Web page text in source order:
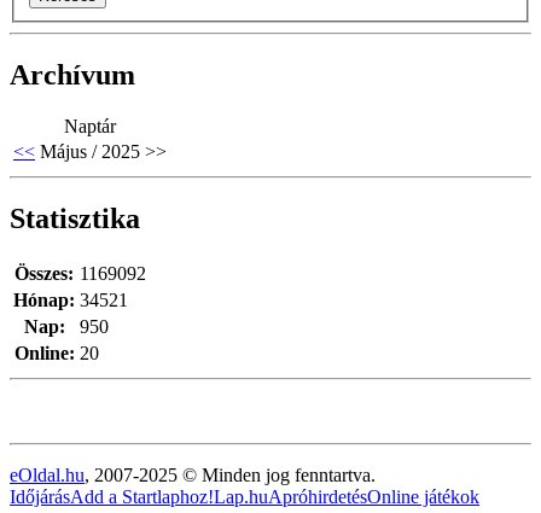
Archívum
Naptár
<< Május / 2025 >>
Statisztika
Online: 20
Összes: 1169092
Hónap: 34521
Nap:
950
eOldal.hu, 2007-2025 © Minden jog fenntartva.
IdőjárásAdd a Startlaphoz!Lap.huApróhirdetésOnline játékok